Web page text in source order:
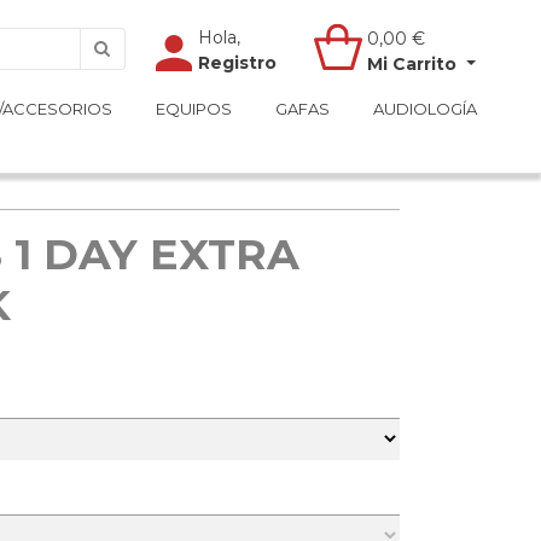
Hola,
Registro
0,00 €
Mi Carrito
EQUIPOS GAFAS AUDIOLOGÍA
Hola,
Registro
0,00 €
Mi Carrito
EQUIPOS GAFAS AUDIOLOGÍA
DAY EXTRA